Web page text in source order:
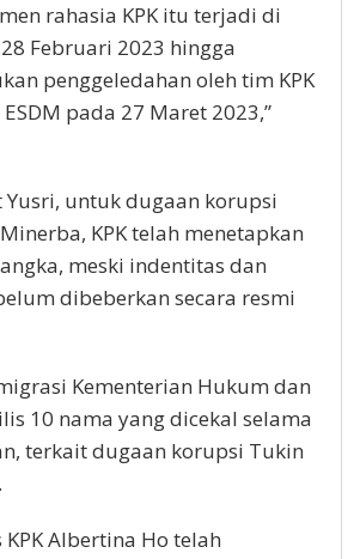
rahasia KPK itu terjadi di
Februari 2023 hingga
penggeledahan oleh tim KPK
pada 27 Maret 2023,”
untuk dugaan korupsi
KPK telah menetapkan
meski indentitas dan
dibeberkan secara resmi
Kementerian Hukum dan
10 nama yang dicekal selama
terkait dugaan korupsi Tukin
Albertina Ho telah